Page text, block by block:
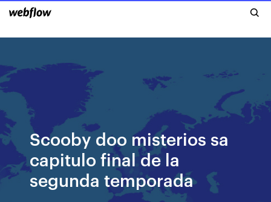
Scooby doo misterios sa
capitulo final de la
segunda temporada